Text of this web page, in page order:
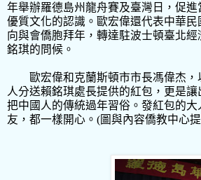
年舉辦羅德島州龍舟賽及臺灣日，促
優質文化的認識。歐宏偉還代表中華
向與會僑胞拜年，轉達駐波士頓臺北
銘琪的問候。
歐宏偉和克蘭斯頓市市長馮偉杰
人分送賴銘琪處長提供的紅包，更是
把中國人的傳統過年習俗。發紅包的大
友，都一樣開心。(圖與內容僑教中心